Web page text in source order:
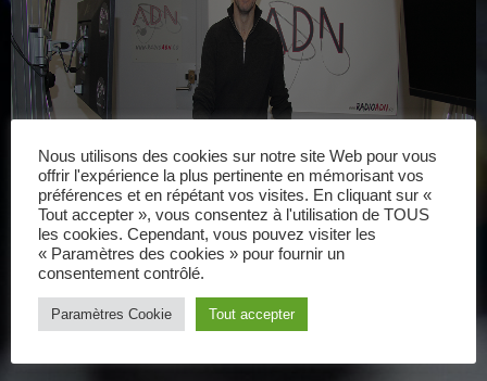
Nous utilisons des cookies sur notre site Web pour vous
offrir l'expérience la plus pertinente en mémorisant vos
préférences et en répétant vos visites. En cliquant sur «
Tout accepter », vous consentez à l'utilisation de TOUS
les cookies. Cependant, vous pouvez visiter les
« Paramètres des cookies » pour fournir un
consentement contrôlé.
Paramètres Cookie Tout accepter